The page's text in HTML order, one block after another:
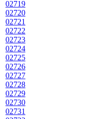
02719
02720
02721
02722
02723
02724
02725
02726
02727
02728
02729
02730
02731